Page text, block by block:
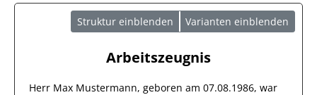
Struktur einblenden Varianten einblenden
Arbeitszeugnis
Herr Max Mustermann, geboren am 07.08.1986, war